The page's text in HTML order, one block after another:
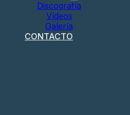
Discografía
Vídeos
Galería
CONTACTO